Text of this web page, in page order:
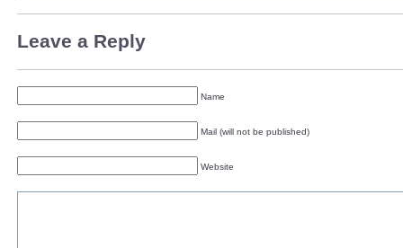
Leave a Reply
Name
Mail (will not be published)
Website